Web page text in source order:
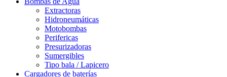
Extractoras
Hidroneumáticas
Motobombas
Perifericas
Presurizadoras
Sumergibles
Tipo bala / Lapicero
Cargadores de baterías